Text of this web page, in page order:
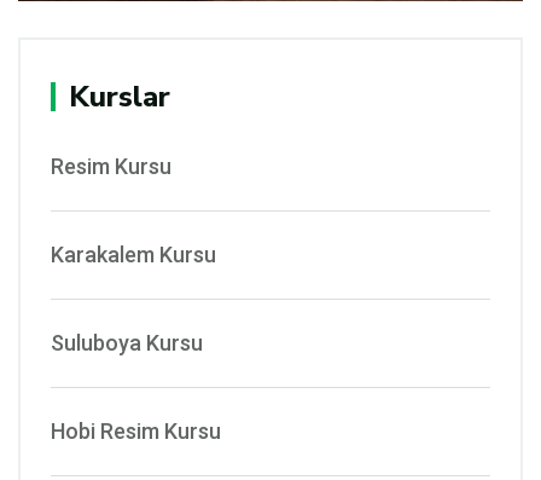
Kurslar
Resim Kursu
Karakalem Kursu
Suluboya Kursu
Hobi Resim Kursu